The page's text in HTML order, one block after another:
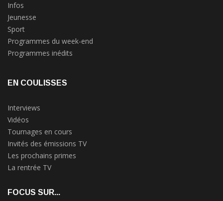
Infos
Jeunesse
Sport
Programmes du week-end
Programmes inédits
EN COULISSES
Interviews
Vidéos
Tournages en cours
Invités des émissions TV
Les prochains primes
La rentrée TV
FOCUS SUR...